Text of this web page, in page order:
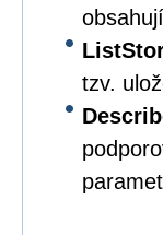
tzv.